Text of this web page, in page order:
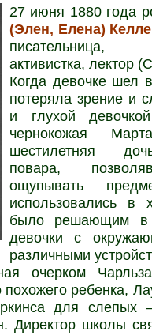
27 июня 1880 года
(Элен, Елена)
писательница,
активистка, лектор
Когда девочке шел
потеряла зрение и
и глухой
чернокожая
шестилетняя
повара,
ощупывать
использовались в
было решающим в
девочки с
различными
очерком Чар
похожего ребенка,
для слепых
Директор школы